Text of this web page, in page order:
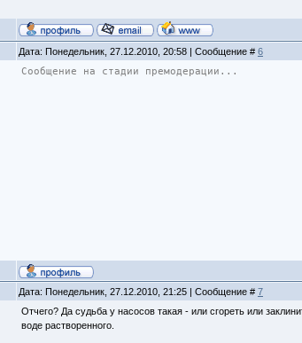
Дата: Понедельник, 27.12.2010, 20:58 | Сообщение # 6
Сообщение на стадии премодерации...
Дата: Понедельник, 27.12.2010, 21:25 | Сообщение # 7
Отчего? Да судьба у насосов такая - или сгореть или
воде растворенного.